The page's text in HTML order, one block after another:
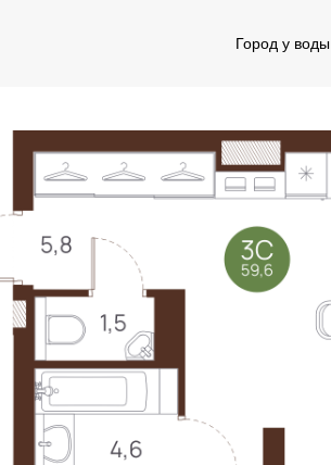
Город у воды